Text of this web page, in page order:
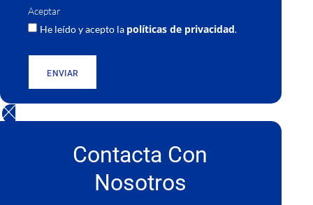
Aceptar
He leído y acepto la políticas de privacidad.
ENVIAR
Contacta Con
Nosotros